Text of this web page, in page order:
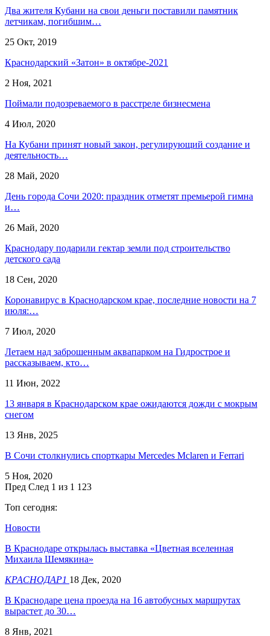
Два жителя Кубани на свои деньги поставили памятник
летчикам, погибшим…
25 Окт, 2019
Краснодарский «Затон» в октябре-2021
2 Ноя, 2021
Поймали подозреваемого в расстреле бизнесмена
4 Июл, 2020
На Кубани принят новый закон, регулирующий создание и
деятельность…
28 Май, 2020
День города Сочи 2020: праздник отметят премьерой гимна
и…
26 Май, 2020
Краснодару подарили гектар земли под строительство
детского сада
18 Сен, 2020
Коронавирус в Краснодарском крае, последние новости на 7
июля:…
7 Июл, 2020
Летаем над заброшенным аквапарком на Гидрострое и
рассказываем, кто…
11 Июн, 2022
13 января в Краснодарском крае ожидаются дожди с мокрым
снегом
13 Янв, 2025
В Сочи столкнулись спорткары Mercedes Mclaren и Ferrari
5 Ноя, 2020
Пред След 1 из 1 123
Топ сегодня:
Новости
В Краснодаре открылась выставка «Цветная вселенная
Михаила Шемякина»
КРАСНОДАР1 18 Дек, 2020
В Краснодаре цена проезда на 16 автобусных маршрутах
вырастет до 30…
8 Янв, 2021